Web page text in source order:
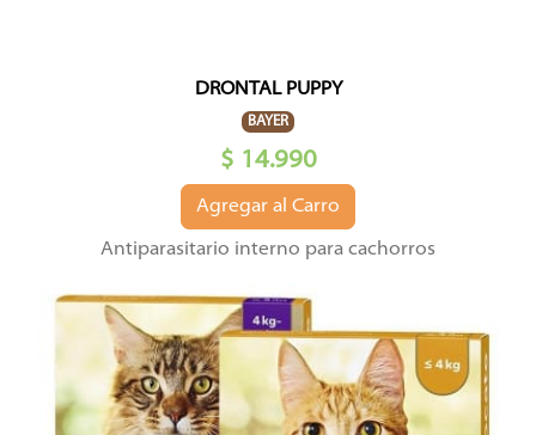
DRONTAL PUPPY
BAYER
$ 14.990
Agregar al Carro
Antiparasitario interno para cachorros